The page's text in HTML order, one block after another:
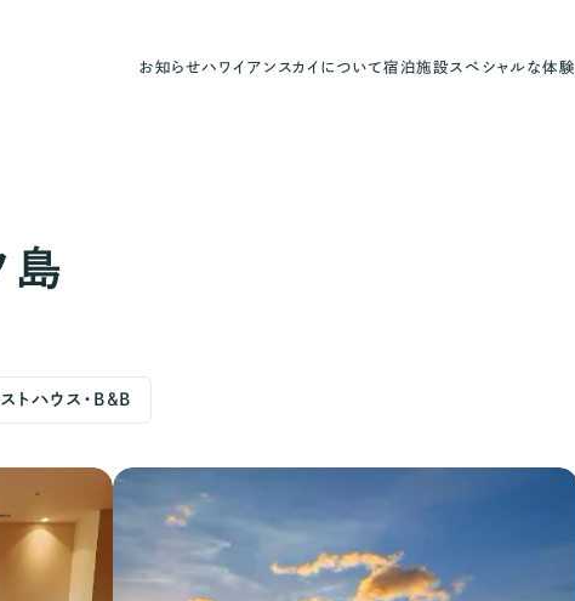
お知らせハワイアンスカイについて宿泊施設スペシャルな体験
島
トハウス・B&B